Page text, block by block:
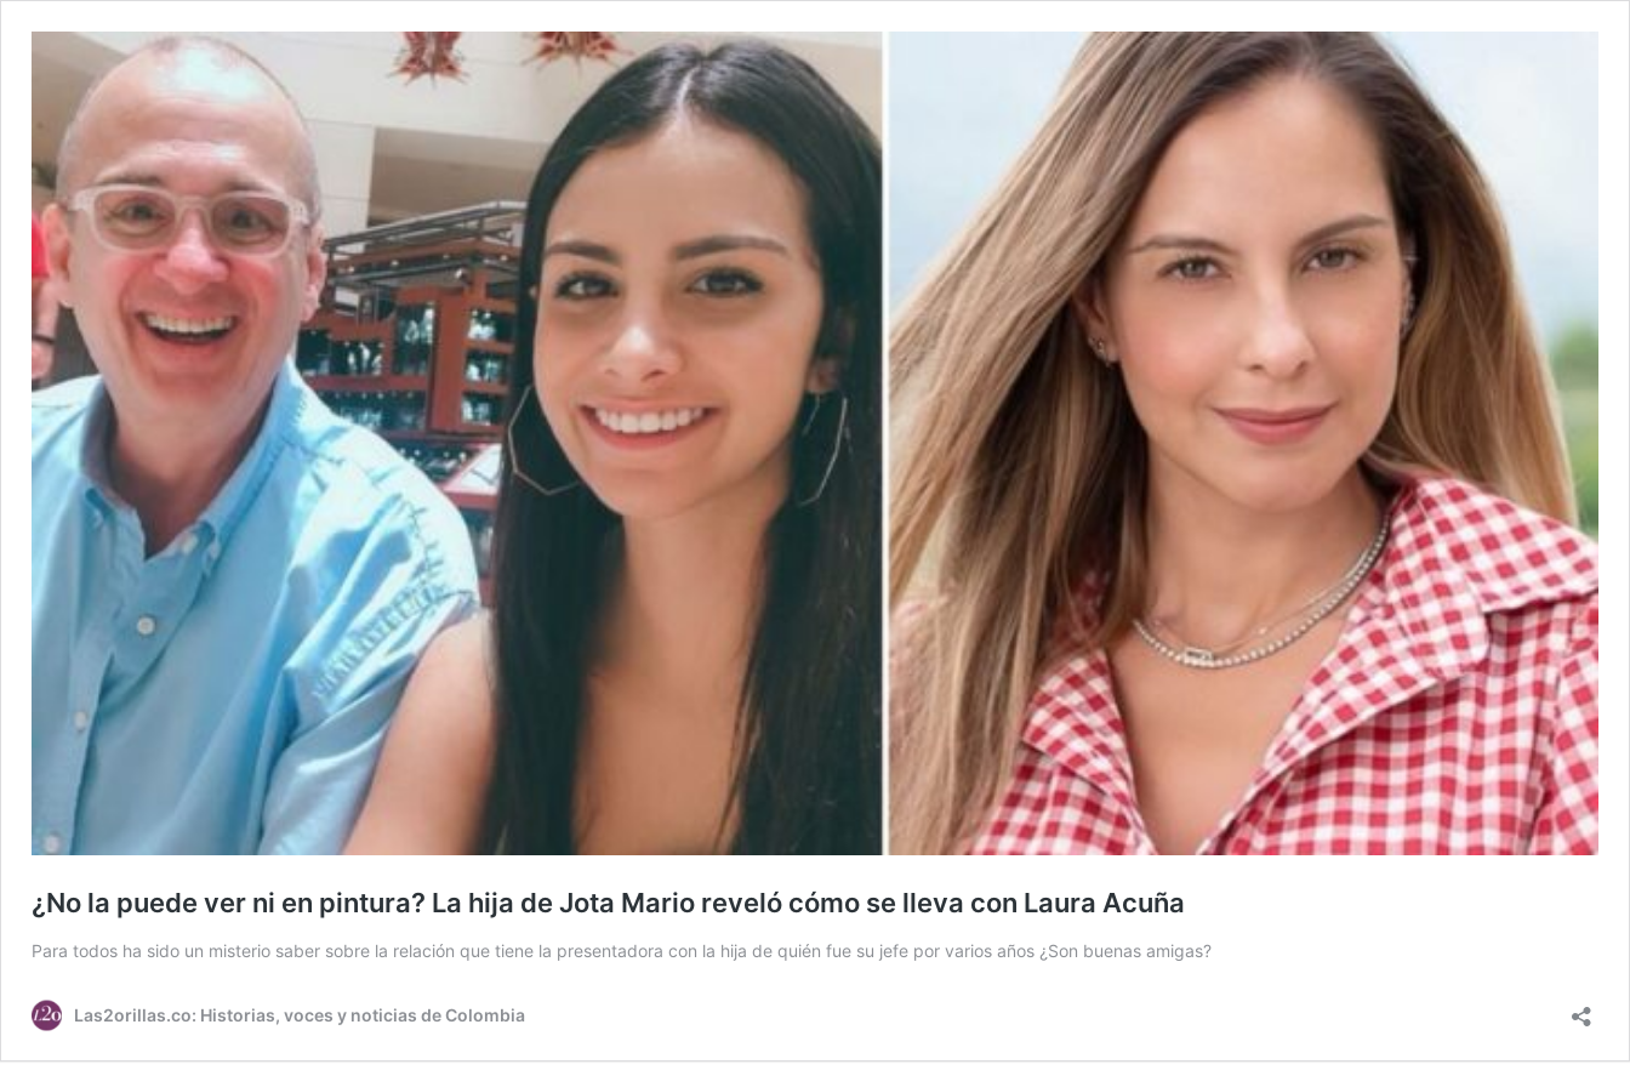
¿No la puede ver ni en pintura? La hija de Jota Mario reveló cómo se lleva con Laura Acuña
Para todos ha sido un misterio saber sobre la relación que tiene la presentadora con la hija de quién fue su jefe por varios años ¿Son buenas amigas?
Las2orillas.co: Historias, voces y noticias de Colombia